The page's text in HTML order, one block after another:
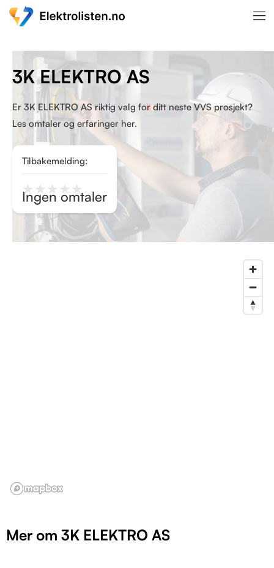
Tilbakemelding:
★ ★ ★ ★ ★
Ingen omtaler
Er 3K ELEKTRO AS riktig valg for ditt neste VVS prosjekt?
Les omtaler og erfaringer her.
3K ELEKTRO AS
Mer om 3K ELEKTRO AS